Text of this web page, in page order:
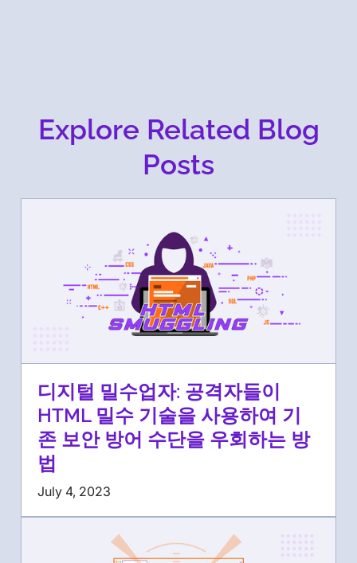
Explore Related Blog
Posts
디지털 밀수업자: 공격자들이
HTML 밀수 기술을 사용하여 기
존 보안 방어 수단을 우회하는 방
법
July 4, 2023